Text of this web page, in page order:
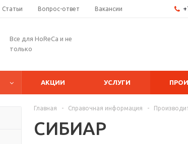
Статьи Вопрос-ответ Вакансии
Все для HoReCa и не
только
АКЦИИ УСЛУГИ
Главная - Справочная информация -
СИБИАР